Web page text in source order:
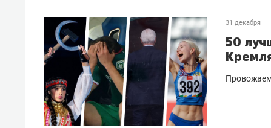
31 декабря
50
Провожаем